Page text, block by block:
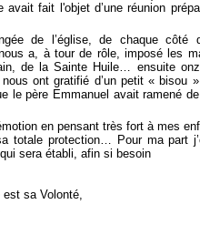
fait l'objet d’une réunion
de l’église, de chaque côté
a, à tour de rôle, imposé les
de la Sainte Huile… ensuite
ont gratifié d’un petit « bisou
le père Emmanuel avait ramené
en pensant très fort à mes
totale protection… Pour ma part
sera établi, afin si besoin
sa Volonté,